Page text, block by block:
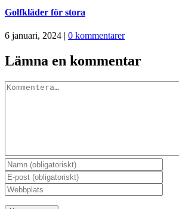
Golfkläder för stora
6 januari, 2024 | 0 kommentarer
Lämna en kommentar
Kommentar